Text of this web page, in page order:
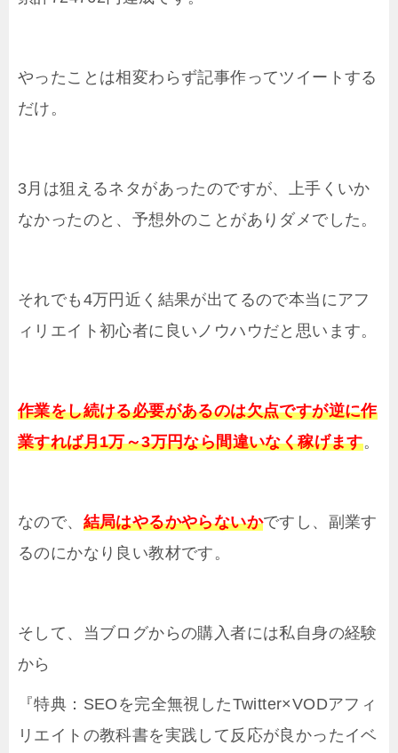
やったことは相変わらず記事作ってツイートする
だけ。
3月は狙えるネタがあったのですが、上手くいか
なかったのと、予想外のことがありダメでした。
それでも4万円近く結果が出てるので本当にアフ
ィリエイト初心者に良いノウハウだと思います。
作業をし続ける必要があるのは欠点ですが逆に作
業すれば月1万～3万円なら間違いなく稼げます。
なので、 結局はやるかやらないかですし、副業す
るのにかなり良い教材です。
そして、当ブログからの購入者には私自身の経験
から
『特典：SEOを完全無視したTwitter×VODアフィ
リエイトの教科書を実践して反応が良かったイベ